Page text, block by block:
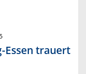
Essen trauert